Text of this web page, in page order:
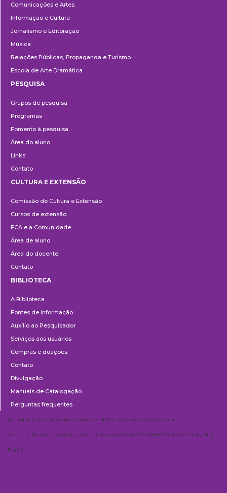
Comunicações e Artes
Informação e Cultura
Jornalismo e Editoração
Música
Relações Públicas, Propaganda e Turismo
Escola de Arte Dramática
PESQUISA
Grupos de pesquisa
Programas
Fomento à pesquisa
Área do aluno
Links
Contato
e
Extensão
CULTURA E EXTENSÃO
Comissão de Cultura e Extensão
Cursos de extensão
ECA e a Comunidade
Área de aluno
Área do docente
Contato
BIBLIOTECA
A Biblioteca
Fontes de informação
Auxílio ao Pesquisador
Serviços aos usuários
Compras e doações
Contato
Divulgação
Manuais de Catalogação
Perguntas frequentes
School of Communications and Arts of the University of São Paulo
Av. Lúcio Martins Rodrigues, 443 | University City | CEP 05508-020 | São Paulo, SP |
Brazil